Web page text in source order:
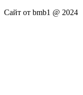
Сайт от bmb1 @ 2024